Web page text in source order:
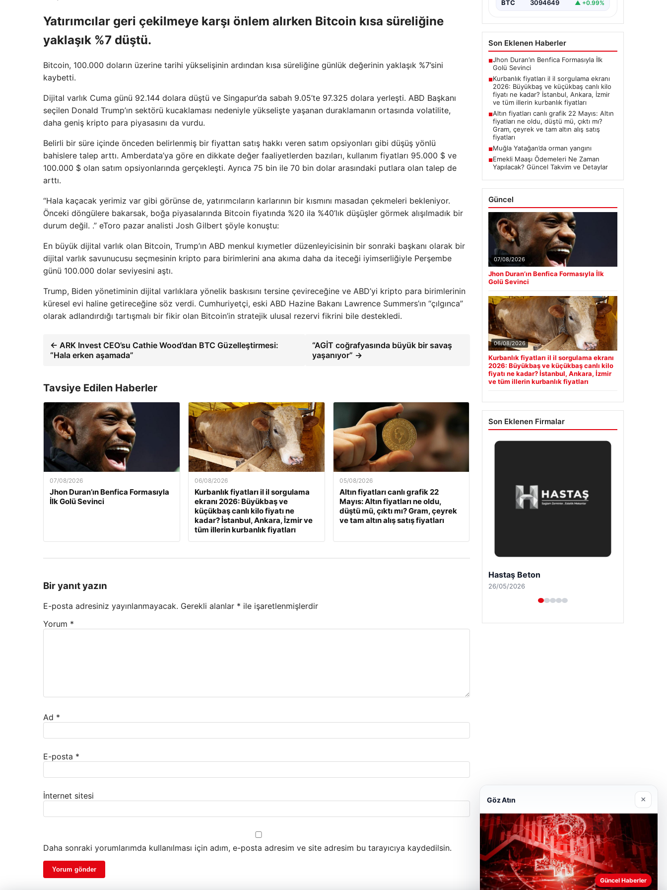
Yatırımcılar geri çekilmeye karşı önlem alırken Bitcoin kısa süreliğine
yaklaşık %7 düştü.
Bitcoin, 100.000 doların üzerine tarihi yükselişinin ardından kısa süreliğine günlük değerinin yaklaşık %7’sini
kaybetti.
Dijital varlık Cuma günü 92.144 dolara düştü ve Singapur’da sabah 9.05’te 97.325 dolara yerleşti. ABD Başkanı
seçilen Donald Trump’ın sektörü kucaklaması nedeniyle yükselişte yaşanan duraklamanın ortasında volatilite,
daha geniş kripto para piyasasını da vurdu.
Belirli bir süre içinde önceden belirlenmiş bir fiyattan satış hakkı veren satım opsiyonları gibi düşüş yönlü
bahislere talep arttı. Amberdata’ya göre en dikkate değer faaliyetlerden bazıları, kullanım fiyatları 95.000 $ ve
100.000 $ olan satım opsiyonlarında gerçekleşti. Ayrıca 75 bin ile 70 bin dolar arasındaki putlara olan talep de
arttı.
“Hala kaçacak yerimiz var gibi görünse de, yatırımcıların karlarının bir kısmını masadan çekmeleri bekleniyor.
Önceki döngülere bakarsak, boğa piyasalarında Bitcoin fiyatında %20 ila %40’lık düşüşler görmek alışılmadık bir
durum değil. .” eToro pazar analisti Josh Gilbert şöyle konuştu:
En büyük dijital varlık olan Bitcoin, Trump’ın ABD menkul kıymetler düzenleyicisinin bir sonraki başkanı olarak bir
dijital varlık savunucusu seçmesinin kripto para birimlerini ana akıma daha da iteceği iyimserliğiyle Perşembe
günü 100.000 dolar seviyesini aştı.
Trump, Biden yönetiminin dijital varlıklara yönelik baskısını tersine çevireceğine ve ABD’yi kripto para birimlerinin
küresel evi haline getireceğine söz verdi. Cumhuriyetçi, eski ABD Hazine Bakanı Lawrence Summers’ın “çılgınca”
olarak adlandırdığı tartışmalı bir fikir olan Bitcoin’in stratejik ulusal rezervi fikrini bile destekledi.
← ARK Invest CEO’su Cathie Wood’dan BTC Güzelleştirmesi:
“Hala erken aşamada”
“AGİT coğrafyasında büyük bir savaş
yaşanıyor” →
Tavsiye Edilen Haberler
07/08/2026
Jhon Duran’ın Benfica Formasıyla
İlk Golü Sevinci
06/08/2026
Kurbanlık fiyatları il il sorgulama
ekranı 2026: Büyükbaş ve
küçükbaş canlı kilo fiyatı ne
kadar? İstanbul, Ankara, İzmir ve
tüm illerin kurbanlık fiyatları
05/08/2026
Altın fiyatları canlı grafik 22
Mayıs: Altın fiyatları ne oldu,
düştü mü, çıktı mı? Gram, çeyrek
ve tam altın alış satış fiyatları
Bir yanıt yazın
E-posta adresiniz yayınlanmayacak. Gerekli alanlar * ile işaretlenmişlerdir
Yorum *
Ad *
E-posta *
İnternet sitesi
Daha sonraki yorumlarımda kullanılması için adım, e-posta adresim ve site adresim bu tarayıcıya kaydedilsin.
BTC 3094649 ▲ +0.99%
Son Eklenen Haberler
■Jhon Duran’ın Benfica Formasıyla İlk
Golü Sevinci
■Kurbanlık fiyatları il il sorgulama ekranı
2026: Büyükbaş ve küçükbaş canlı kilo
fiyatı ne kadar? İstanbul, Ankara, İzmir
ve tüm illerin kurbanlık fiyatları
■Altın fiyatları canlı grafik 22 Mayıs: Altın
fiyatları ne oldu, düştü mü, çıktı mı?
Gram, çeyrek ve tam altın alış satış
fiyatları
■Muğla Yatağan’da orman yangını
■Emekli Maaşı Ödemeleri Ne Zaman
Yapılacak? Güncel Takvim ve Detaylar
Güncel
07/08/2026
Jhon Duran’ın Benfica Formasıyla İlk
Golü Sevinci
06/08/2026
Kurbanlık fiyatları il il sorgulama ekranı
2026: Büyükbaş ve küçükbaş canlı kilo
fiyatı ne kadar? İstanbul, Ankara, İzmir
ve tüm illerin kurbanlık fiyatları
Son Eklenen Firmalar
Enes Kaplan Avukatlık Bürosu
28/04/2026
Göz Atın ×
Güncel Haberler